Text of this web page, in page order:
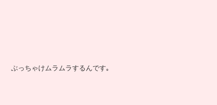
ぶっちゃけムラムラするんです｡